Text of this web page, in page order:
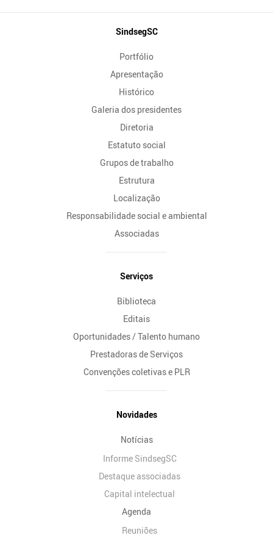
SindsegSC
Portfólio
Apresentação
Histórico
Galeria dos presidentes
Diretoria
Estatuto social
Grupos de trabalho
Estrutura
Localização
Responsabilidade social e ambiental
Associadas
Serviços
Biblioteca
Editais
Oportunidades / Talento humano
Prestadoras de Serviços
Convenções coletivas e PLR
Novidades
Notícias
Informe SindsegSC
Destaque associadas
Capital intelectual
Agenda
Reuniões